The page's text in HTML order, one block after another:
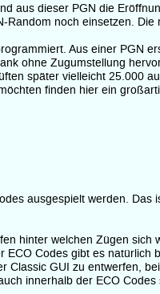
aus dieser PGN die
noch einsetzen.
Aus einer PGN
ohne Zugumstellung
später vielleicht 25.000
finden hier ein
ausgespielt werden. Das
hinter welchen Zügen sich
Codes gibt es natürlich
Classic GUI zu entwerfen,
innerhalb der ECO Codes